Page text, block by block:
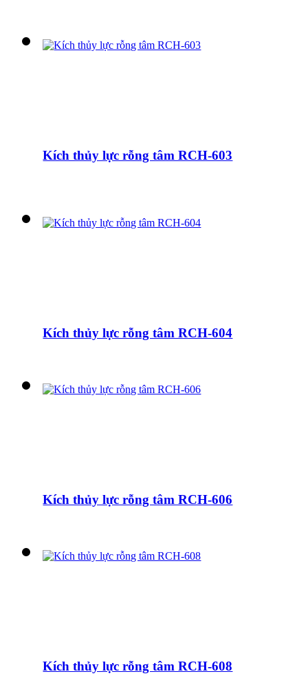
Kích thủy lực rỗng tâm RCH-603
Kích thủy lực rỗng tâm RCH-604
Kích thủy lực rỗng tâm RCH-606
Kích thủy lực rỗng tâm RCH-608